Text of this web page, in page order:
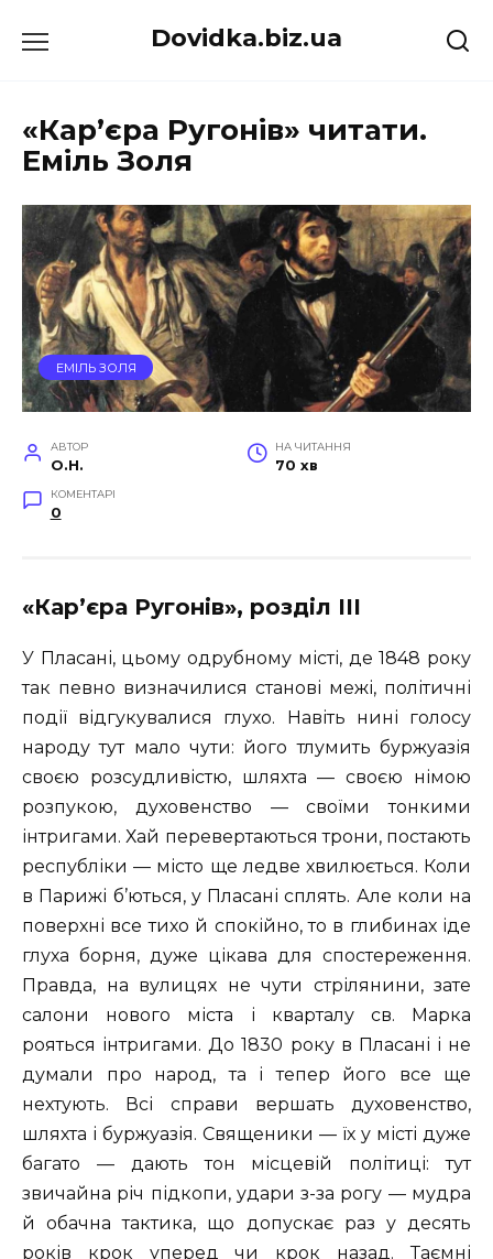
до
Dovidka.biz.ua
«Кар’єра Ругонів» читати.
Еміль Золя
ЕМІЛЬ ЗОЛЯ
АВТОР
O.H.
НА ЧИТАННЯ
70 хв
КОМЕНТАРІ
0
«Кар’єра Ругонів», розділ III
У Пласані, цьому одрубному місті, де 1848 року
так певно визначилися станові межі, політичні
події відгукувалися глухо. Навіть нині голосу
народу тут мало чути: його тлумить буржуазія
своєю розсудливістю, шляхта — своєю німою
розпукою, духовенство — своїми тонкими
інтригами. Хай перевертаються трони, постають
республіки — місто ще ледве хвилюється. Коли
в Парижі б’ються, у Пласані сплять. Але коли на
поверхні все тихо й спокійно, то в глибинах іде
глуха борня, дуже цікава для спостереження.
Правда, на вулицях не чути стрілянини, зате
салони нового міста і кварталу св. Марка
рояться інтригами. До 1830 року в Пласані і не
думали про народ, та і тепер його все ще
нехтують. Всі справи вершать духовенство,
шляхта і буржуазія. Священики — їх у місті дуже
багато — дають тон місцевій політиці: тут
звичайна річ підкопи, удари з-за рогу — мудра
й обачна тактика, що допускає раз у десять
років крок уперед чи крок назад. Таємні